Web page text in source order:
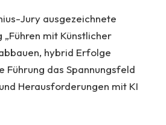
Jury ausgezeichnete
„Führen mit Künstlicher
hybrid Erfolge
Führung das Spannungsfeld
Herausforderungen mit KI